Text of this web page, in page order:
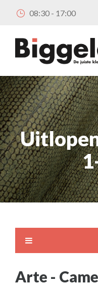
08:30 - 17:00
Arte -